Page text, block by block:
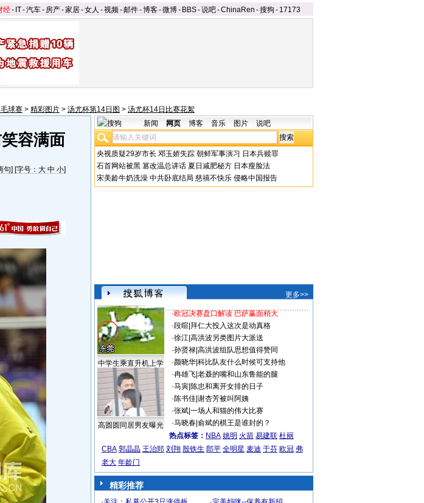
经- IT-汽车- 房产-家居-女人 -视频-邮件-博客-微博- BBS-说吧-ChinaRen -搜狗 - 17173
球赛 > 精彩图片 > 汤尤杯第14日图 > 汤尤杯14日比赛花絮
容满面
句] [字号： 大 中 小]
新闻 网页 博客 音乐 图片 说吧
央视质疑29岁市长 邓玉娇失踪 朝鲜军事演习 日本兵赎罪
石首网站被黑 篡改温总讲话 夏日减肥秘方 日本瘦脸法
宋美龄牛奶洗澡 中共卧底结局 慈禧不快乐 侵略中国报告
更多>>
中学生乘直升机上学
高圆圆同居男友曝光
·欧冠决赛盘口解读 巴萨赢面稍大
·段暄 拜仁大投入这次是动真格
·徐江| 高洪波另类图片大派送
·孙贤禄| 高洪波组队思想值得赞同
·颜晓华| 科比队友什么时候可支持他
·冉雄飞| 老聂的嘴和山东鲁能的腿
·马寅| 陈忠和离开女排的日子
·陈书佳| 谢杏芳被叫阿姨
·张斌| 一场人和猫的伟大比赛
·马晓春| 俞斌的棋王是谁封的？
热点标签： NBA 姚明 火箭 易建联 杜丽
CBA 郭晶晶 王治郅 刘翔 殷铁生 郎平 全明星 麦迪 于芬 欧冠 弗
老大 年龄门
精彩推荐